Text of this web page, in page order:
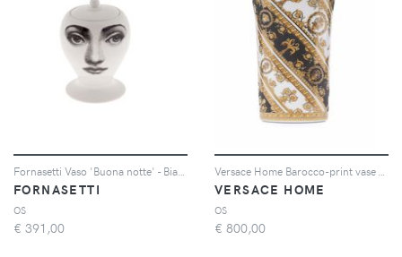
FORNASETTI
OS
€ 391,00
VERSACE HOME
OS
€ 800,00